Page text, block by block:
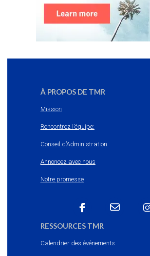
À PROPOS DE TMR
Mission
Rencontrez l’équipe:
Conseil d’Administration
Annoncez avec nous
Notre promesse
RESSOURCES TMR
Calendrier des événements